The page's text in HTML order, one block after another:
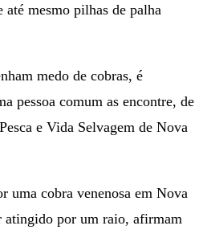
até mesmo pilhas de palha
medo de cobras, é
pessoa comum as encontre, de
e Vida Selvagem de Nova
uma cobra venenosa em Nova
atingido por um raio, afirmam